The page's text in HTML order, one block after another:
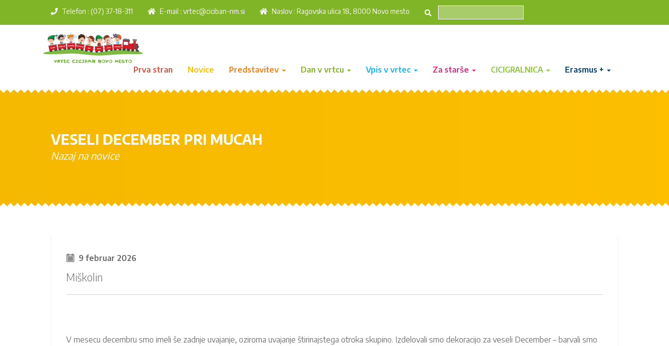
Telefon : (07) 37-18-311 E-mail : vrtec@ciciban-nm.si Naslov : Ragovska ulica 18, 8000 Novo mesto
Prva stran Novice Predstavitev Dan v vrtcu Vpis v vrtec Za starše CICIGRALNICA Erasmus +
VESELI DECEMBER PRI MUCAH
Nazaj na novice
9 februar 2026
Miškolin
V mesecu decembru smo imeli še zadnje uvajanje, oziroma uvajanje štirinajstega otroka skupino. Izdelovali smo dekoracijo za veseli December – barvali smo